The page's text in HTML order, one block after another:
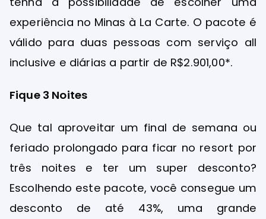
experiência no Minas à La Carte. O pacote é
válido para duas pessoas com serviço all
inclusive e diárias a partir de R$2.901,00*.
Fique 3 Noites
Que tal aproveitar um final de semana ou
feriado prolongado para ficar no resort por
três noites e ter um super desconto?
Escolhendo este pacote, você consegue um
desconto de até 43%, uma grande